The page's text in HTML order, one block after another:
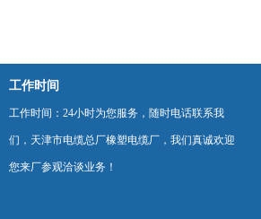
工作时间
工作时间：24小时为您服务，随时电话联系我
们，天津市电缆总厂橡塑电缆厂，我们真诚欢迎
您来厂参观洽谈业务！